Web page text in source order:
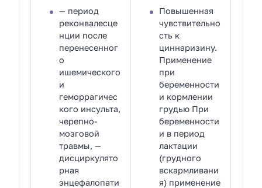
— период
реконвалесце
нции после
перенесенног
о
ишемического
и
геморрагичес
кого инсульта,
черепно-
мозговой
травмы, —
дисциркулято
рная
энцефалопати
Повышенная
чувствительно
сть к
циннаризину.
Применение
при
беременности
и кормлении
грудью При
беременности
и в период
лактации
(грудного
вскармливани
я) применение